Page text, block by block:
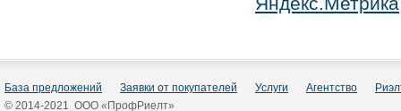
База предложений Заявки от покупателей Услуги Агентство
© 2014-2021 ООО «ПрофРиелт»